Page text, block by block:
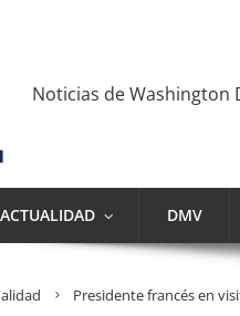
Noticias de Washington
ACTUALIDAD DMV
Presidente francés en